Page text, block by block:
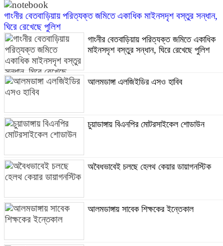
গাংনীর বেতবাড়িয়ায় পরিত্যক্ত জমিতে একাধিক মাইনসদৃশ বস্তুর সন্ধান,
ঘিরে রেখেছে পুলিশ
গাংনীর বেতবাড়িয়ায় পরিত্যক্ত জমিতে একাধিক
মাইনসদৃশ বস্তুর সন্ধান, ঘিরে রেখেছে পুলিশ
আলমডাঙ্গা এলজিইডির এসও হাবিব
চুয়াডাঙ্গায় বিএনপির মোটরসাইকেল শোডাউন
অবৈধভাবেই চলছে হেলথ কেয়ার ডায়াগনস্টিক
আলমডাঙ্গায় সাবেক শিক্ষকের ইন্তেকাল